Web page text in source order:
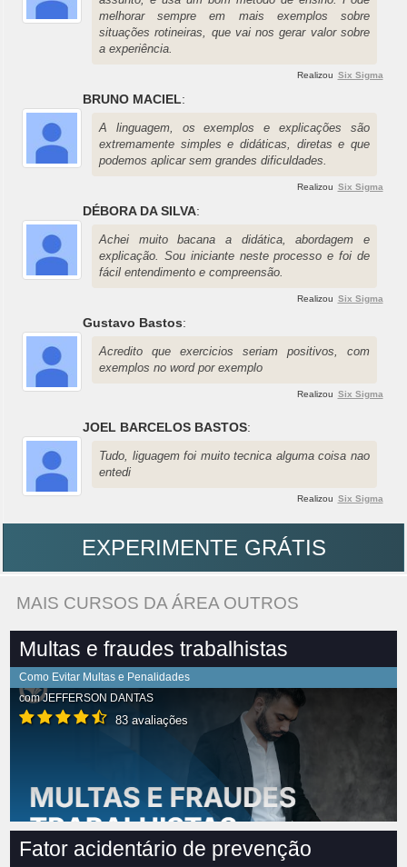
melhorar sempre em mais exemplos sobre
situações rotineiras, que vai nos gerar valor sobre
a experiência.
Realizou Six Sigma
BRUNO MACIEL:
A linguagem, os exemplos e explicações são
extremamente simples e didáticas, diretas e que
podemos aplicar sem grandes dificuldades.
Realizou Six Sigma
DÉBORA DA SILVA:
Achei muito bacana a didática, abordagem e
explicação. Sou iniciante neste processo e foi de
fácil entendimento e compreensão.
Realizou Six Sigma
Gustavo Bastos:
Acredito que exercicios seriam positivos, com
exemplos no word por exemplo
Realizou Six Sigma
JOEL BARCELOS BASTOS:
Tudo, liguagem foi muito tecnica alguma coisa nao
entedi
Realizou Six Sigma
EXPERIMENTE GRÁTIS
MAIS CURSOS DA ÁREA OUTROS
Multas e fraudes trabalhistas
Como Evitar Multas e Penalidades
comJEFFERSON DANTAS
83 avaliações
Fator acidentário de prevenção